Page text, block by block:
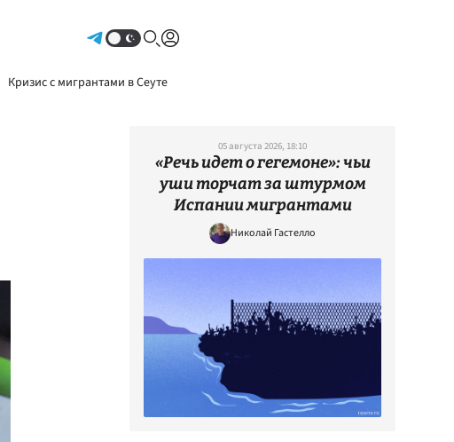
Кризис с мигрантами в Сеуте
05 августа 2026, 18:10
«Речь идет о гегемоне»: чьи
уши торчат за штурмом
Испании мигрантами
Николай Гастелло